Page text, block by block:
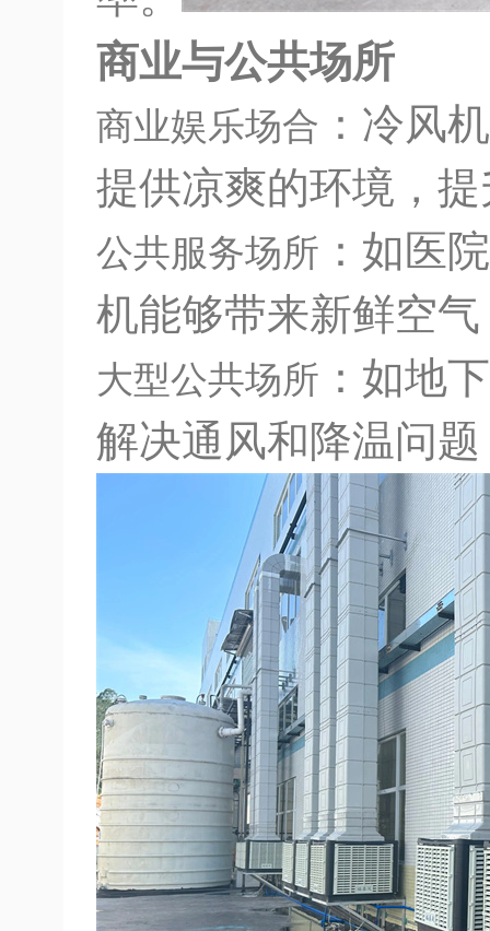
商业与公共场所
商业娱乐场合 ：冷风
提供凉爽的环境，
公共服务场所 ：如医
机能够带来新鲜空
大型公共场所 ：如地
解决通风和降温问